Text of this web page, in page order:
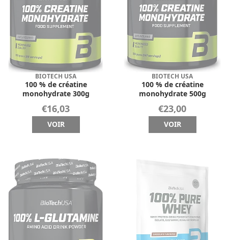
BIOTECH USA
100 % de créatine
monohydrate 300g
€16,03
VOIR
BIOTECH USA
100 % de créatine
monohydrate 500g
€23,00
VOIR